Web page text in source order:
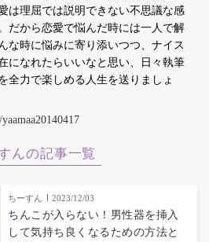
は理屈では説明できない不思議な感
だから恋愛で悩んだ時には一人で解
な時に悩みに寄り添いつつ、ナイス
になれたらいいなと思い、日々執筆
全力で楽しめる人生を送りましょ
んの記事一覧
ちーすん 2023/12/03
ちんこが入らない！男性器を挿入
して気持ち良くなるための方法と